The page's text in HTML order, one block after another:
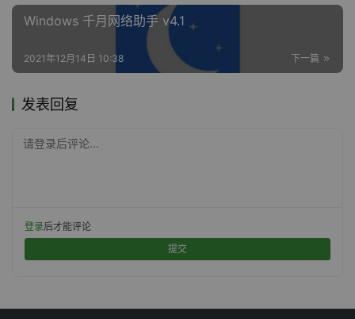
Windows 千月网络助手 v4.1
下一篇
2021年12月14日 10:38
发表回复
请登录后评论...
登录后才能评论
提交